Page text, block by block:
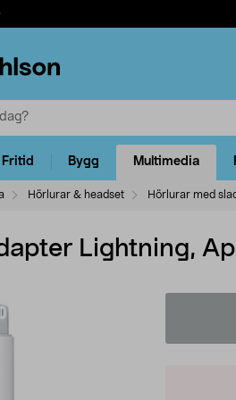
Fritid Bygg Multimedia
Hörlurar & headset Hörlurar med
Lightning,